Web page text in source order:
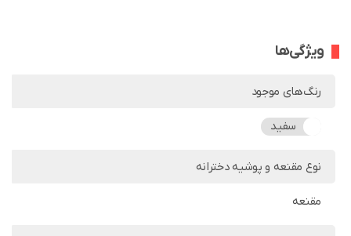
ویژگی‌ها
رنگ‌های موجود
سفید
نوع مقنعه و پوشیه دخترانه
مقنعه